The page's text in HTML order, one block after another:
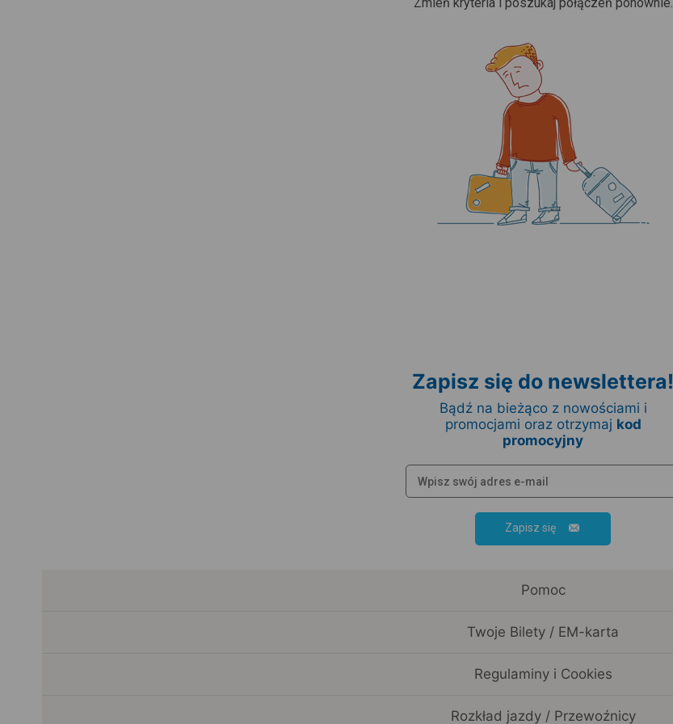
Zapisz się do newslettera!
Bądź na bieżąco z nowościami i
promocjami oraz otrzymaj kod
promocyjny
Zapisz się
Pomoc
Twoje Bilety / EM-karta
Regulaminy i Cookies
Rozkład jazdy / Przewoźnicy